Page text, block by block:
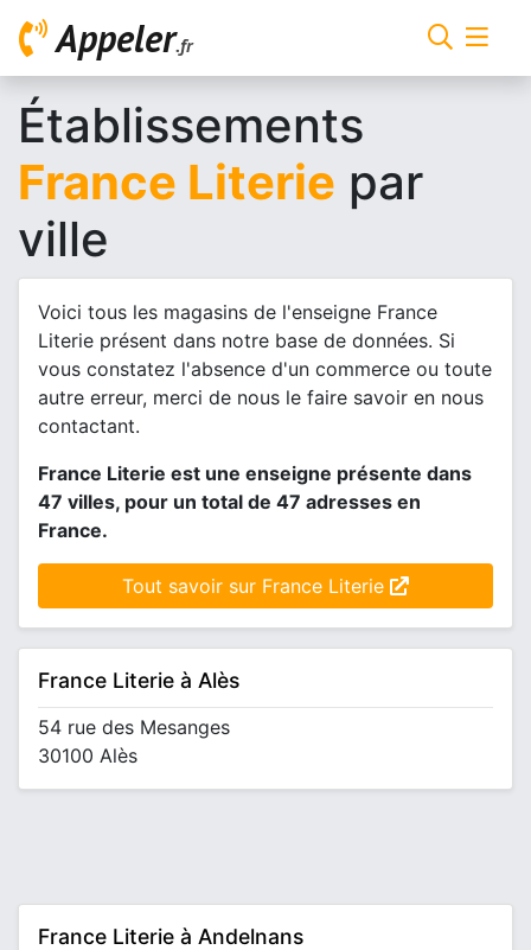
Appeler.fr
Établissements
France Literie par
ville
Voici tous les magasins de l'enseigne France
Literie présent dans notre base de données. Si
vous constatez l'absence d'un commerce ou toute
autre erreur, merci de nous le faire savoir en nous
contactant.
France Literie est une enseigne présente dans
47 villes, pour un total de 47 adresses en
France.
Tout savoir sur France Literie
France Literie à Alès
54 rue des Mesanges
30100 Alès
France Literie à Andelnans